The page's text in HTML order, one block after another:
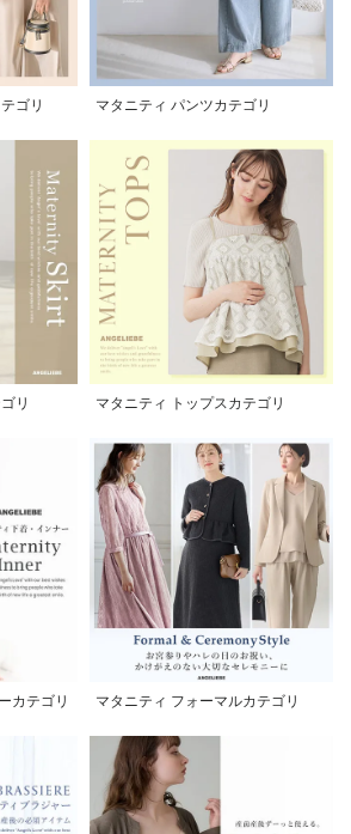
ゴリ マタニティ パンツカテゴリ
リ マタニティ トップスカテゴリ
カテゴリ マタニティ フォーマルカテゴリ